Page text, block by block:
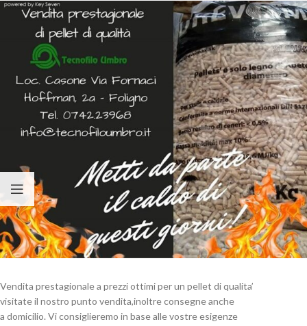
Vendita prestagionale a prezzi ottimi per un pellet di qualita’
visitate il nostro punto vendita,inoltre consegne anche
a domicilio. Vi consiglieremo in base alle vostre esigenze